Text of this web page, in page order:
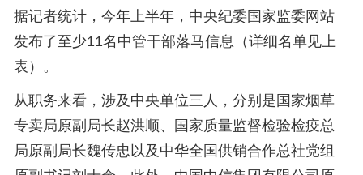
据记者统计，今年上半年，中央纪委国家监委网站
发布了至少11名中管干部落马信息（详细名单见上
表）。
从职务来看，涉及中央单位三人，分别是国家烟草
专卖局原副局长赵洪顺、国家质量监督检验检疫总
局原副局长魏传忠以及中华全国供销合作总社党组